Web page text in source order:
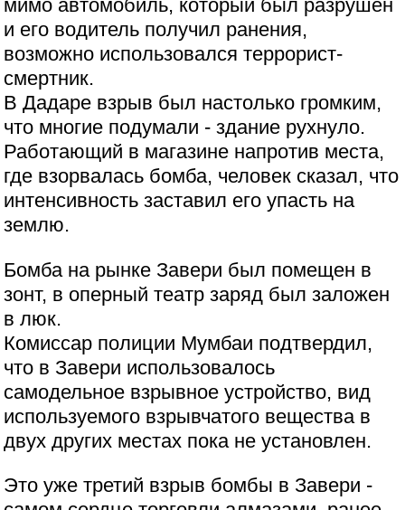
мимо автомобиль, который был разрушен
и его водитель получил ранения,
возможно использовался террорист-
смертник.
В Дадаре взрыв был настолько громким,
что многие подумали - здание рухнуло.
Работающий в магазине напротив места,
где взорвалась бомба, человек сказал, что
интенсивность заставил его упасть на
землю.
Бомба на рынке Завери был помещен в
зонт, в оперный театр заряд был заложен
в люк.
Комиссар полиции Мумбаи подтвердил,
что в Завери использовалось
самодельное взрывное устройство, вид
используемого взрывчатого вещества в
двух других местах пока не установлен.
Это уже третий взрыв бомбы в Завери -